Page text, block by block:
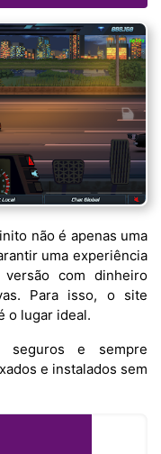
não é apenas uma
uma experiência
com dinheiro
Para isso, o site
o lugar ideal.
seguros e sempre
e instalados sem